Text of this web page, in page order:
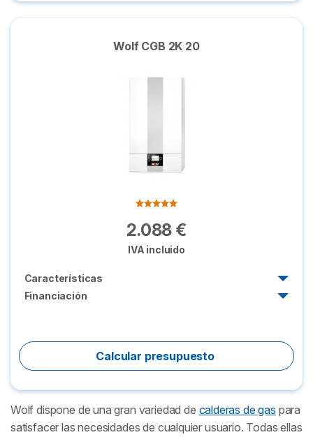
Wolf CGB 2K 20
2.088 €
IVA incluido
Características
Intercambiador:1:5
Financiación
Comienza a pagar el 3º mes
Calcular presupuesto
Wolf dispone de una gran variedad de calderas de gas para
satisfacer las necesidades de cualquier usuario. Todas ellas